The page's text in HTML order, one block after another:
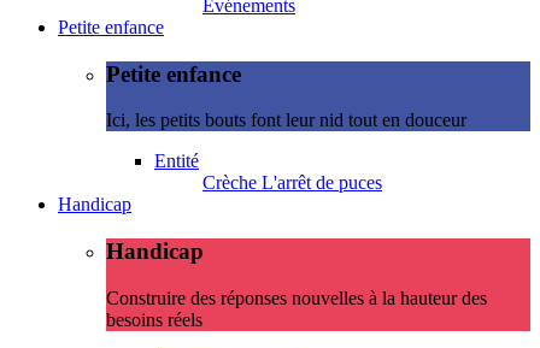
Evénements
Petite enfance
Petite enfance
Ici, les petits bouts font leur nid tout en douceur
Entité
Crèche L'arrêt de puces
Handicap
Handicap
Construire des réponses nouvelles à la hauteur des
besoins réels